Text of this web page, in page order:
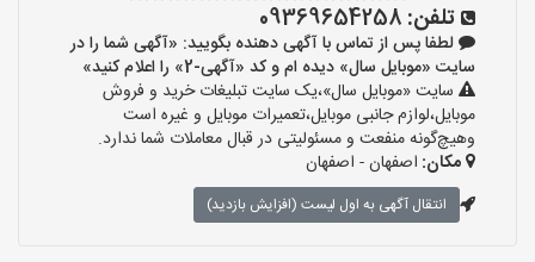
تلفن: 09369654258
لطفا پس از تماس با آگهی دهنده بگویید: «آگهی شما را در
سایت «موبایل سال» دیده ام و کد «آگهی-2» را اعلام کنید»
سایت «موبایل سال»،یک سایت تبلیغات خرید و فروش
موبایل،لوازم جانبی موبایل،تعمیرات موبایل و غیره است
وهیچ‌گونه منفعت و مسئولیتی در قبال معاملات شما ندارد.
مکان: اصفهان - اصفهان
انتقال آگهی به اول لیست (افزایش بازدید)